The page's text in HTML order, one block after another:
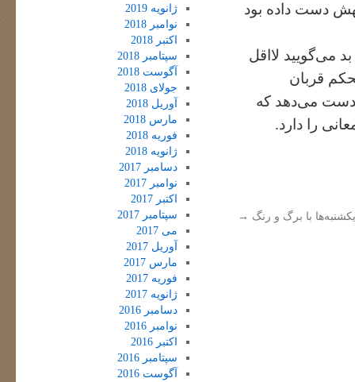
دست داده بود
می‌گویید لااقل
قربان
دست می‌دهد که
را دارد.
یکشنبه‌ها با برگ و رنگ →
ژانویه 2019
نوامبر 2018
اکتبر 2018
سپتامبر 2018
آگوست 2018
جولای 2018
آوریل 2018
مارس 2018
فوریه 2018
ژانویه 2018
دسامبر 2017
نوامبر 2017
اکتبر 2017
سپتامبر 2017
می 2017
آوریل 2017
مارس 2017
فوریه 2017
ژانویه 2017
دسامبر 2016
نوامبر 2016
اکتبر 2016
سپتامبر 2016
آگوست 2016